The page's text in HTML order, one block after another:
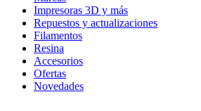
Impresoras 3D y más
Repuestos y actualizaciones
Filamentos
Resina
Accesorios
Ofertas
Novedades